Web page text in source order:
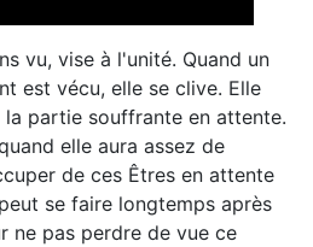
vu, vise à l'unité. Quand un
est vécu, elle se clive. Elle
la partie souffrante en attente.
elle aura assez de
de ces Êtres en attente
se faire longtemps après
ne pas perdre de vue ce